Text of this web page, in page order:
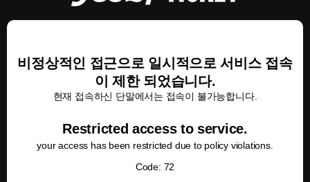
비정상적인 접근으로 일시적으로 서비스 접속
이 제한 되었습니다.
현재 접속하신 단말에서는 접속이 불가능합니다.
Restricted access to service.
your access has been restricted due to policy violations.
Code: 72